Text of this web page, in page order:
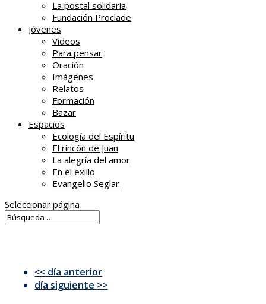
La postal solidaria
Fundación Proclade
Jóvenes
Videos
Para pensar
Oración
Imágenes
Relatos
Formación
Bazar
Espacios
Ecología del Espíritu
El rincón de Juan
La alegría del amor
En el exilio
Evangelio Seglar
Seleccionar página
<< día anterior
día siguiente >>